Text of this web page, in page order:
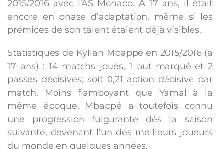
2015/2016 avec l’AS Monaco. À 17 ans, il était
encore en phase d’adaptation, même si les
prémices de son talent étaient déjà visibles.
Statistiques de Kylian Mbappé en 2015/2016 (à
17 ans) : 14 matchs joués, 1 but marqué et 2
passes décisives; soit 0,21 action décisive par
match. Moins flamboyant que Yamal à la
même époque, Mbappé a toutefois connu
une progression fulgurante dès la saison
suivante, devenant l’un des meilleurs joueurs
du monde en quelques années.